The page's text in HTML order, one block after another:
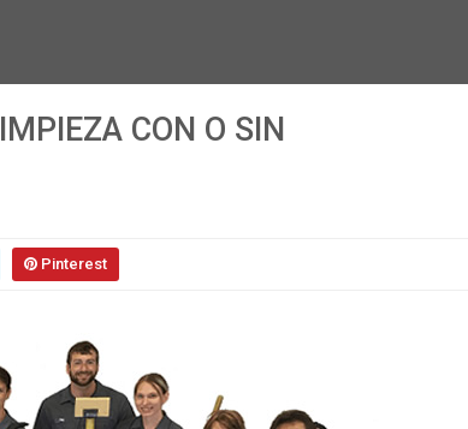
CON O SIN
Pinterest